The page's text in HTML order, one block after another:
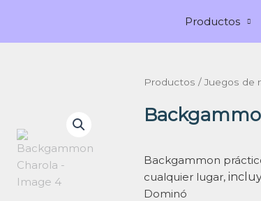
Productos
Productos /Juegos de
Backgammon
cualquier lugar,
Dominó